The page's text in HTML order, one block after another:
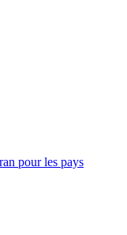
pour les pays